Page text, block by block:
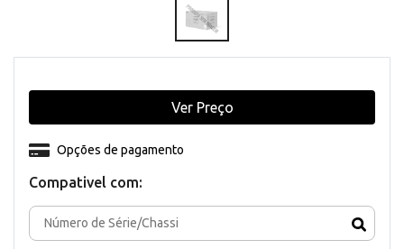
Compativel com:
Opções de pagamento
Ver Preço